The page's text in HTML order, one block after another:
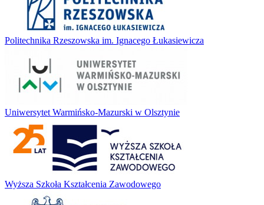
Politechnika Rzeszowska im. Ignacego Łukasiewicza
Uniwersytet Warmińsko-Mazurski w Olsztynie
Wyższa Szkoła Kształcenia Zawodowego